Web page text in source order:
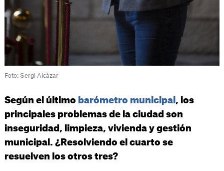
Foto: Sergi Alcàzar
Según el último barómetro municipal , los
principales problemas de la ciudad son
inseguridad, limpieza, vivienda y gestión
municipal. ¿Resolviendo el cuarto se
resuelven los otros tres?